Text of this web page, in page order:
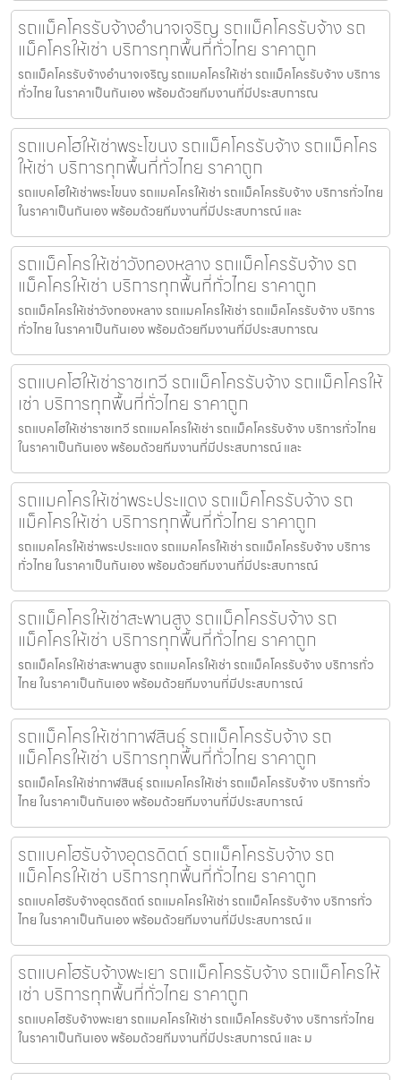
รถแม็คโครรับจ้างอำนาจเจริญ รถแม็คโครรับจ้าง รถ
แม็คโครให้เช่า บริการทุกพื้นที่ทั่วไทย ราคาถูก
รถแม็คโครรับจ้างอำนาจเจริญ รถแมคโครให้เช่า รถแม็คโครรับจ้าง บริการ
ทั่วไทย ในราคาเป็นกันเอง พร้อมด้วยทีมงานที่มีประสบการณ
รถแบคโฮให้เช่าพระโขนง รถแม็คโครรับจ้าง รถแม็คโคร
ให้เช่า บริการทุกพื้นที่ทั่วไทย ราคาถูก
รถแบคโฮให้เช่าพระโขนง รถแมคโครให้เช่า รถแม็คโครรับจ้าง บริการทั่วไทย
ในราคาเป็นกันเอง พร้อมด้วยทีมงานที่มีประสบการณ์ และ
รถแม็คโครให้เช่าวังทองหลาง รถแม็คโครรับจ้าง รถ
แม็คโครให้เช่า บริการทุกพื้นที่ทั่วไทย ราคาถูก
รถแม็คโครให้เช่าวังทองหลาง รถแมคโครให้เช่า รถแม็คโครรับจ้าง บริการ
ทั่วไทย ในราคาเป็นกันเอง พร้อมด้วยทีมงานที่มีประสบการณ
รถแบคโฮให้เช่าราชเทวี รถแม็คโครรับจ้าง รถแม็คโครให้
เช่า บริการทุกพื้นที่ทั่วไทย ราคาถูก
รถแบคโฮให้เช่าราชเทวี รถแมคโครให้เช่า รถแม็คโครรับจ้าง บริการทั่วไทย
ในราคาเป็นกันเอง พร้อมด้วยทีมงานที่มีประสบการณ์ และ
รถแมคโครให้เช่าพระประแดง รถแม็คโครรับจ้าง รถ
แม็คโครให้เช่า บริการทุกพื้นที่ทั่วไทย ราคาถูก
รถแมคโครให้เช่าพระประแดง รถแมคโครให้เช่า รถแม็คโครรับจ้าง บริการ
ทั่วไทย ในราคาเป็นกันเอง พร้อมด้วยทีมงานที่มีประสบการณ์
รถแม็คโครให้เช่าสะพานสูง รถแม็คโครรับจ้าง รถ
แม็คโครให้เช่า บริการทุกพื้นที่ทั่วไทย ราคาถูก
รถแม็คโครให้เช่าสะพานสูง รถแมคโครให้เช่า รถแม็คโครรับจ้าง บริการทั่ว
ไทย ในราคาเป็นกันเอง พร้อมด้วยทีมงานที่มีประสบการณ์
รถแม็คโครให้เช่ากาฬสินธุ์ รถแม็คโครรับจ้าง รถ
แม็คโครให้เช่า บริการทุกพื้นที่ทั่วไทย ราคาถูก
รถแม็คโครให้เช่ากาฬสินธุ์ รถแมคโครให้เช่า รถแม็คโครรับจ้าง บริการทั่ว
ไทย ในราคาเป็นกันเอง พร้อมด้วยทีมงานที่มีประสบการณ์
รถแบคโฮรับจ้างอุตรดิตถ์ รถแม็คโครรับจ้าง รถ
แม็คโครให้เช่า บริการทุกพื้นที่ทั่วไทย ราคาถูก
รถแบคโฮรับจ้างอุตรดิตถ์ รถแมคโครให้เช่า รถแม็คโครรับจ้าง บริการทั่ว
ไทย ในราคาเป็นกันเอง พร้อมด้วยทีมงานที่มีประสบการณ์ แ
รถแบคโฮรับจ้างพะเยา รถแม็คโครรับจ้าง รถแม็คโครให้
เช่า บริการทุกพื้นที่ทั่วไทย ราคาถูก
รถแบคโฮรับจ้างพะเยา รถแมคโครให้เช่า รถแม็คโครรับจ้าง บริการทั่วไทย
ในราคาเป็นกันเอง พร้อมด้วยทีมงานที่มีประสบการณ์ และ ม